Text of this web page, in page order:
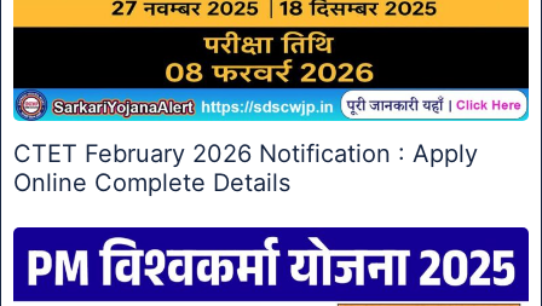
CTET February 2026 Notification : Apply
Online Complete Details